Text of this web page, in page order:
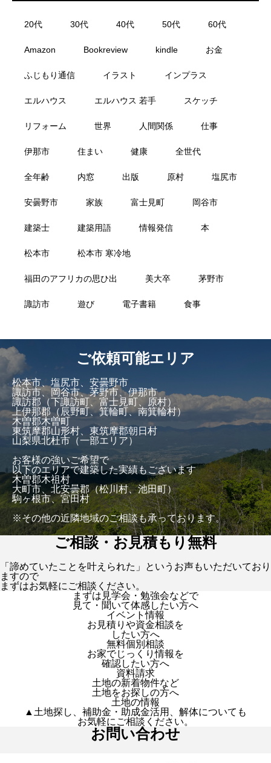
20代 30代 40代 50代 60代
Amazon Bookreview kindle お金
ふじもり通信 イラスト インプラス
エルハウス エルハウス 若手 スケッチ
リフォーム 世界 人間関係 仕事
伊那市 住まい 健康 全世代
全年齢 内窓 出版 原村 塩尻市
安曇野市 家族 富士見町 岡谷市
建築士 建築用語 情報発信 本
松本市 松本市 寒冷地
福田のアフリカの思ひ出 美大卒 茅野市
諏訪市 遊び 電子書籍 食事
ご依頼可能エリア
松本市、塩尻市、安曇野市
諏訪市、岡谷市、茅野市、伊那市
諏訪郡（下諏訪町、富士見町、原村）
上伊那郡（辰野町、箕輪町、南箕輪村）
木曽郡木曽町
東筑摩郡山形村、東筑摩郡朝日村
山梨県北杜市（一部エリア）
お客様の強いご希望で
以下のエリアで建築した実績もございます
木曽郡木祖村
大町市、北安曇郡（松川村、池田町）
駒ヶ根市、宮田村
※その他の近隣地域のご相談も承っております。
ご相談・お見積もり無料
「諦めていたことを叶えられた」というお声もいただいており
ますので
まずはお気軽にご相談ください。
まずは見学会・勉強会などで
見て・聞いて体感したい方へ
イベント情報
お見積りや資金相談を
したい方へ
無料個別相談
お家でじっくり情報を
確認したい方へ
資料請求
土地の新着物件など
土地をお探しの方へ
土地の情報
▲土地探し、補助金・助成金活用、解体についても
お気軽にご相談ください。
お問い合わせ